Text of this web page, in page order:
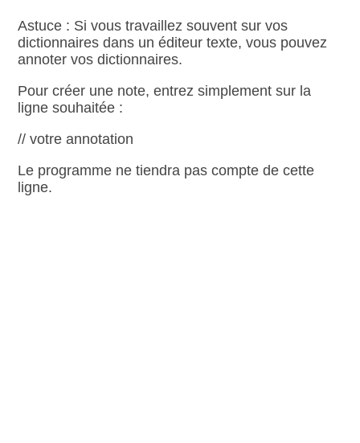
Astuce : Si vous travaillez souvent sur vos
dictionnaires dans un éditeur texte, vous pouvez
annoter vos dictionnaires.
Pour créer une note, entrez simplement sur la
ligne souhaitée :
// votre annotation
Le programme ne tiendra pas compte de cette
ligne.